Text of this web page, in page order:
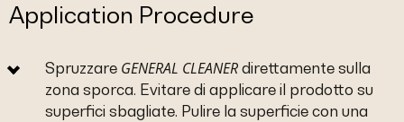
Application Procedure
Spruzzare GENERAL CLEANER direttamente sulla
zona sporca. Evitare di applicare il prodotto su
superfici sbagliate. Pulire la superficie con una